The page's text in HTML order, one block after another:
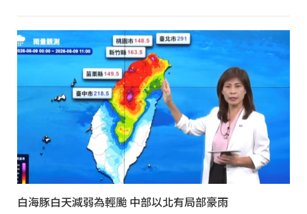
白海豚白天減弱為輕颱 中部以北有局部豪雨